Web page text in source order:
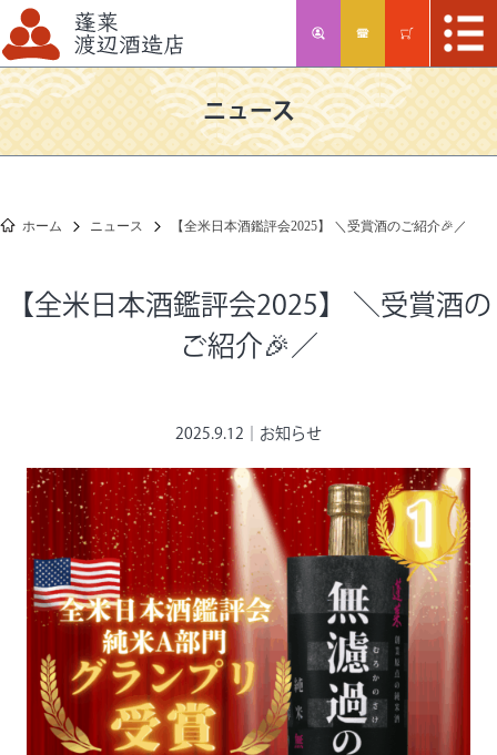
ニュース
ホーム ニュース 【全米日本酒鑑評会2025】 ＼受賞酒のご紹介🎉／
【全米日本酒鑑評会2025】 ＼受賞酒の
ご紹介🎉／
2025.9.12｜ お知らせ